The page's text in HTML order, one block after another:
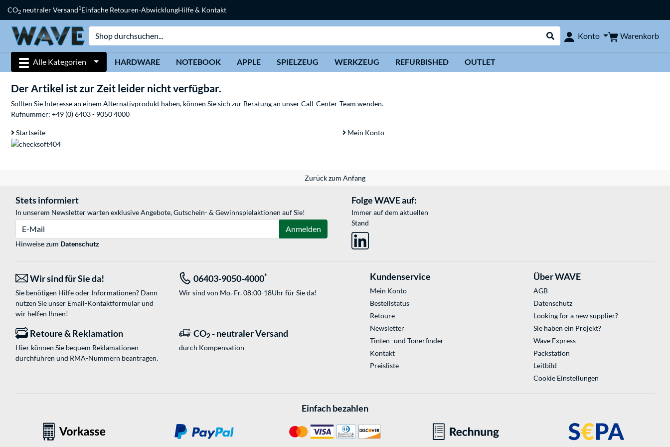
CO2 neutraler Versand1Einfache Retouren-AbwicklungHilfe & Kontakt
Suche durchführen
Konto Warenkorb
Alle Kategorien HARDWARE NOTEBOOK APPLE SPIELZEUG WERKZEUG REFURBISHED OUTLET
Der Artikel ist zur Zeit leider nicht verfügbar.
Sollten Sie Interesse an einem Alternativprodukt haben, können Sie sich zur Beratung an unser Call-Center-Team wenden.
Rufnummer: +49 (0) 6403 - 9050 4000
Startseite Mein Konto
Zurück zum Anfang
Stets informiert
In unserem Newsletter warten exklusive Angebote, Gutschein- & Gewinnspielaktionen auf Sie!
Anmelden
Hinweise zum Datenschutz
Folge WAVE auf:
Immer auf dem aktuellen
Stand
Wir sind für Sie da!
Sie benötigen Hilfe oder Informationen? Dann
nutzen Sie unser Email-Kontaktformularund
wir helfen Ihnen!
06403-9050-4000*
Wir sind von Mo.-Fr. 08:00-18Uhr für Sie da!
Retoure & Reklamation
Hier können Sie bequem Reklamationen
durchführen und RMA-Nummern beantragen.
CO2 - neutraler Versand
durch Kompensation
Kundenservice
Mein Konto
Bestellstatus
Retoure
Newsletter
Tinten- und Tonerfinder
Kontakt
Preisliste
Über WAVE
AGB
Datenschutz
Looking for a new supplier?
Sie haben ein Projekt?
Wave Express
Packstation
Leitbild
Cookie Einstellungen
Einfach bezahlen